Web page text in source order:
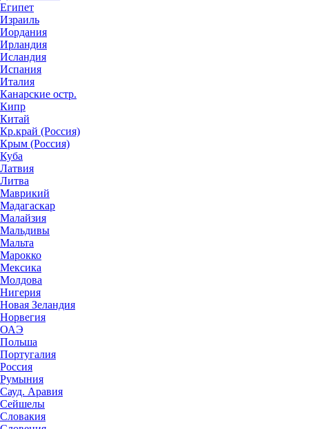
Египет
Израиль
Иордания
Ирландия
Исландия
Испания
Италия
Канарские остр.
Кипр
Китай
Кр.край (Россия)
Крым (Россия)
Куба
Латвия
Литва
Маврикий
Мадагаскар
Малайзия
Мальдивы
Мальта
Марокко
Мексика
Молдова
Нигерия
Новая Зеландия
Норвегия
ОАЭ
Польша
Португалия
Россия
Румыния
Сауд. Аравия
Сейшелы
Словакия